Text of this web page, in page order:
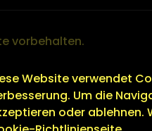
vorbehalten.
Website verwendet
Um die
oder ablehnen.